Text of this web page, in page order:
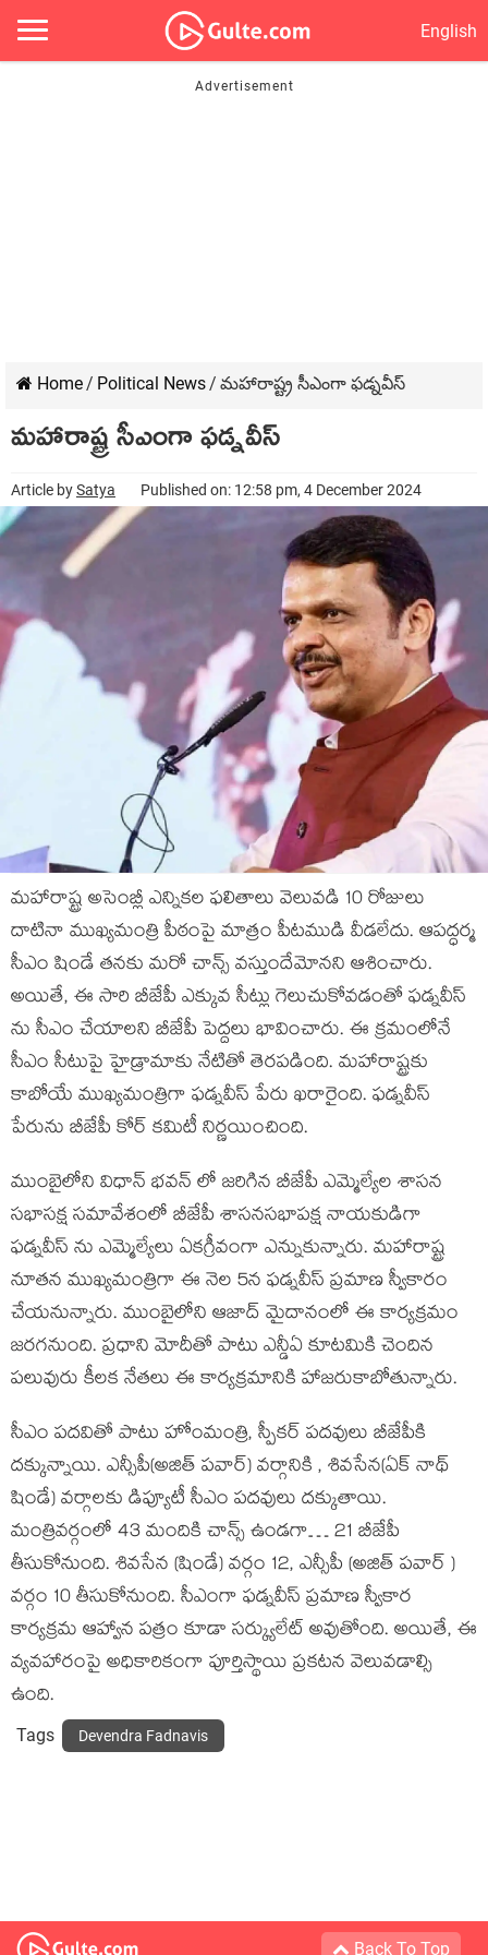
English
Home/ Political News/ మహారాష్ట్ర సీఎంగా ఫడ్నవీస్
మహారాష్ట్ర సీఎంగా ఫడ్నవీస్
Article bySatya Published on: 12:58 pm, 4 December 2024
మహారాష్ట్ర అసెంబ్లీ ఎన్నికల ఫలితాలు వెలువడి 10 రోజులు
దాటినా ముఖ్యమంత్రి పీఠంపై మాత్రం పీటముడి వీడలేదు. ఆపద్ధర్మ
సీఎం షిండే తనకు మరో చాన్స్ వస్తుందేమోనని ఆశించారు.
అయితే, ఈ సారి బీజేపీ ఎక్కువ సీట్లు గెలుచుకోవడంతో ఫడ్నవీస్
ను సీఎం చేయాలని బీజేపీ పెద్దలు భావించారు. ఈ క్రమంలోనే
సీఎం సీటుపై హైడ్రామాకు నేటితో తెరపడింది. మహారాష్ట్రకు
కాబోయే ముఖ్యమంత్రిగా ఫడ్నవీస్ పేరు ఖరారైంది. ఫడ్నవీస్
పేరును బీజేపీ కోర్ కమిటీ నిర్ణయించింది.
ముంబైలోని విధాన్ భవన్ లో జరిగిన బీజేపీ ఎమ్మెల్యేల శాసన
సభాసక్ష సమావేశంలో బీజేపీ శాసనసభాపక్ష నాయకుడిగా
ఫడ్నవీస్ ను ఎమ్మెల్యేలు ఏకగ్రీవంగా ఎన్నుకున్నారు. మహారాష్ట్ర
నూతన ముఖ్యమంత్రిగా ఈ నెల 5న ఫడ్నవీస్ ప్రమాణ స్వీకారం
చేయనున్నారు. ముంబైలోని ఆజాద్ మైదానంలో ఈ కార్యక్రమం
జరగనుంది. ప్రధాని మోదీతో పాటు ఎన్డీఏ కూటమికి చెందిన
పలువురు కీలక నేతలు ఈ కార్యక్రమానికి హాజరుకాబోతున్నారు.
సీఎం పదవితో పాటు హోంమంత్రి, స్పీకర్ పదవులు బీజేపీకి
దక్కున్నాయి. ఎన్సీపీ(అజిత్ పవార్) వర్గానికి , శివసేన(ఏక్ నాథ్
షిండే) వర్గాలకు డిప్యూటీ సీఎం పదవులు దక్కుతాయి.
మంత్రివర్గంలో 43 మందికి చాన్స్ ఉండగా… 21 బీజేపీ
తీసుకోనుంది. శివసేన (షిండే) వర్గం 12, ఎన్సీపీ (అజిత్ పవార్ )
వర్గం 10 తీసుకోనుంది. సీఎంగా ఫడ్నవీస్ ప్రమాణ స్వీకార
కార్యక్రమ ఆహ్వాన పత్రం కూడా సర్క్యులేట్ అవుతోంది. అయితే, ఈ
వ్యవహారంపై అధికారికంగా పూర్తిస్థాయి ప్రకటన వెలువడాల్సి
ఉంది.
Tags Devendra Fadnavis
Back To Top